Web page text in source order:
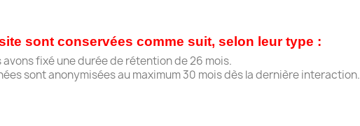
sont conservées comme suit, selon leur type :
fixé une durée de rétention de 26 mois.
sont anonymisées au maximum 30 mois dès la dernière interaction.